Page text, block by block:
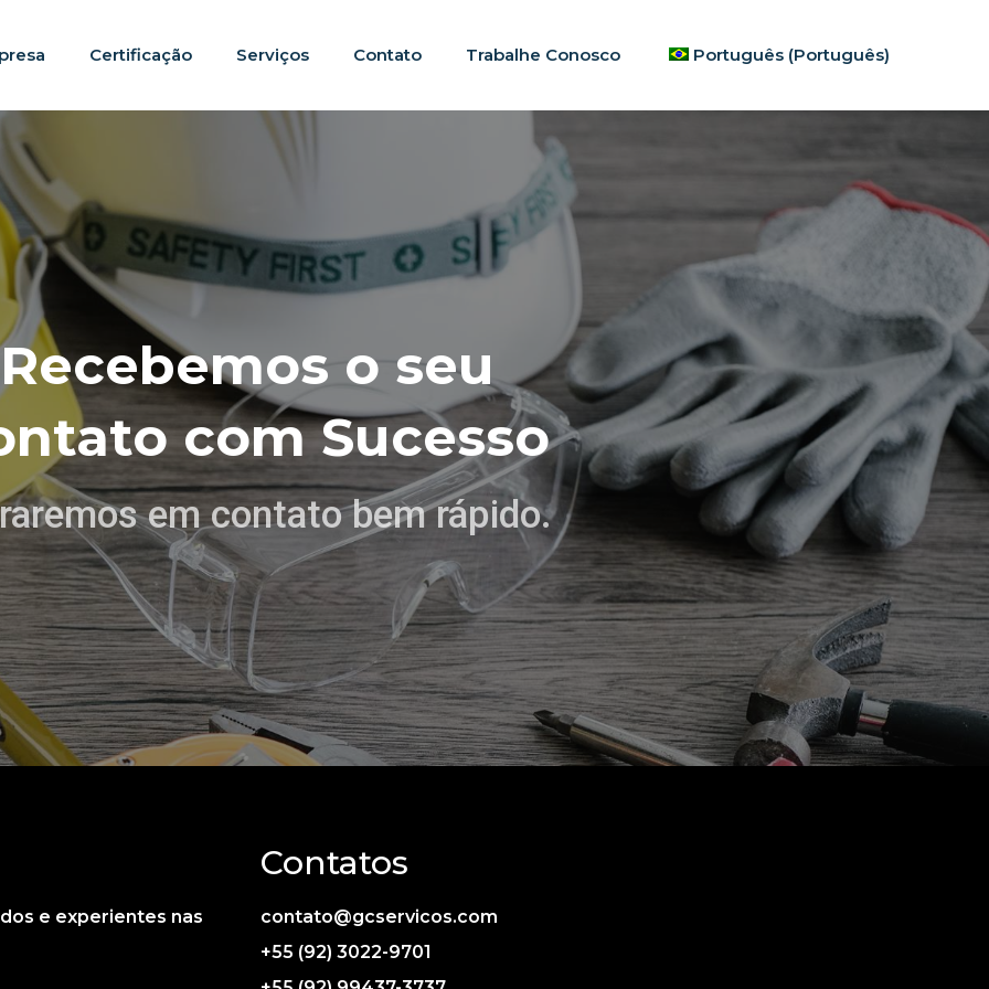
Certificação Serviços Contato Trabalhe Conosco Português (Português)
Recebemos o seu
com Sucesso
em contato bem rápido.
e experientes nas
Contatos
contato@gcservicos.com
+55 (92) 3022-9701